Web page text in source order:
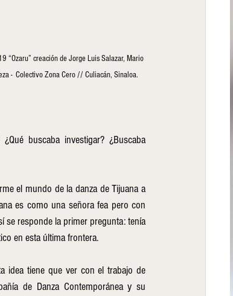
“Ozaru” creación de Jorge Luis Salazar, Mario
-  Colectivo Zona Cero // Culiacán, Sinaloa.
el mundo de la danza de Tijuana a
es como una señora fea pero con
se responde la primer pregunta: tenía
en esta última frontera.
idea tiene que ver con el trabajo de
de Danza Contemporánea y su